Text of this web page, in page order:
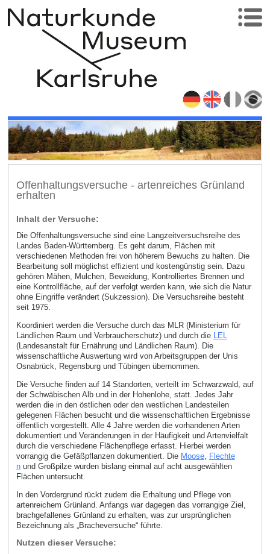
Offenhaltungsversuche - artenreiches Grünland
erhalten
Inhalt der Versuche:
Die Offenhaltungsversuche sind eine Langzeitversuchsreihe des
Landes Baden-Württemberg. Es geht darum, Flächen mit
verschiedenen Methoden frei von höherem Bewuchs zu halten. Die
Bearbeitung soll möglichst effizient und kostengünstig sein. Dazu
gehören Mähen, Mulchen, Beweidung, Kontrolliertes Brennen und
eine Kontrollfläche, auf der verfolgt werden kann, wie sich die Natur
ohne Eingriffe verändert (Sukzession). Die Versuchsreihe besteht
seit 1975.
Koordiniert werden die Versuche durch das MLR (Ministerium für
Ländlichen Raum und Verbraucherschutz) und durch die
LEL
(Landesanstalt für Ernährung und Ländlichen Raum). Die
wissenschaftliche Auswertung wird von Arbeitsgruppen der Unis
Osnabrück, Regensburg und Tübingen übernommen.
Die Versuche finden auf 14 Standorten, verteilt im Schwarzwald, auf
der Schwäbischen Alb und in der Hohenlohe, statt. Jedes Jahr
werden die in den östlichen oder den westlichen Landesteilen
gelegenen Flächen besucht und die wissenschaftlichen Ergebnisse
öffentlich vorgestellt. Alle 4 Jahre werden die vorhandenen Arten
dokumentiert und Veränderungen in der Häufigkeit und Artenvielfalt
durch die verschiedene Flächenpflege erfasst. Hierbei werden
vorrangig die Gefäßpflanzen dokumentiert. Die Moose, Flechte
nund Großpilze wurden bislang einmal auf acht ausgewählten
Flächen untersucht.
In den Vordergrund rückt zudem die Erhaltung und Pflege von
artenreichem Grünland. Anfangs war dagegen das vorrangige Ziel,
brachgefallenes Grünland zu erhalten, was zur ursprünglichen
Bezeichnung als „Bracheversuche“ führte.
Nutzen dieser Versuche: